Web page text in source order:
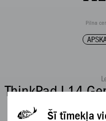
Šī tīmekļa
Pilna
ThinkPad L14